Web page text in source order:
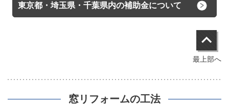
東京都・埼玉県・千葉県内の補助金について
最上部へ
窓リフォームの工法